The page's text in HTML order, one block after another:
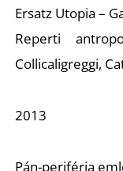
Ersatz Utopia –
Reperti
Collicaligreggi,
2013
Pán-periféria